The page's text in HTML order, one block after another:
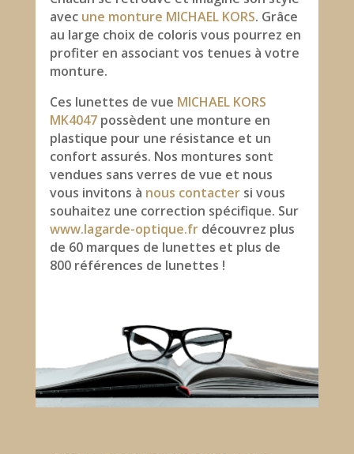
avec une monture MICHAEL KORS. Grâce
au large choix de coloris vous pourrez en
profiter en associant vos tenues à votre
monture.
Ces lunettes de vue MICHAEL KORS
MK4047 possèdent une monture en
plastique pour une résistance et un
confort assurés. Nos montures sont
vendues sans verres de vue et nous
vous invitons à nous contactersi vous
souhaitez une correction spécifique. Sur
www.lagarde-optique.frdécouvrez plus
de 60 marques de lunettes et plus de
800 références de lunettes !